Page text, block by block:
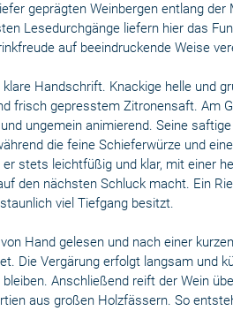
geprägten Weinbergen entlang der
Lesedurchgänge liefern hier das
auf beeindruckende Weise
Handschrift. Knackige helle und
frisch gepresstem Zitronensaft. Am
ungemein animierend. Seine
die feine Schieferwürze und
stets leichtfüßig und klar, mit einer
den nächsten Schluck macht. Ein
viel Tiefgang besitzt.
Hand gelesen und nach einer
Die Vergärung erfolgt langsam und
Anschließend reift der Wein
aus großen Holzfässern. So